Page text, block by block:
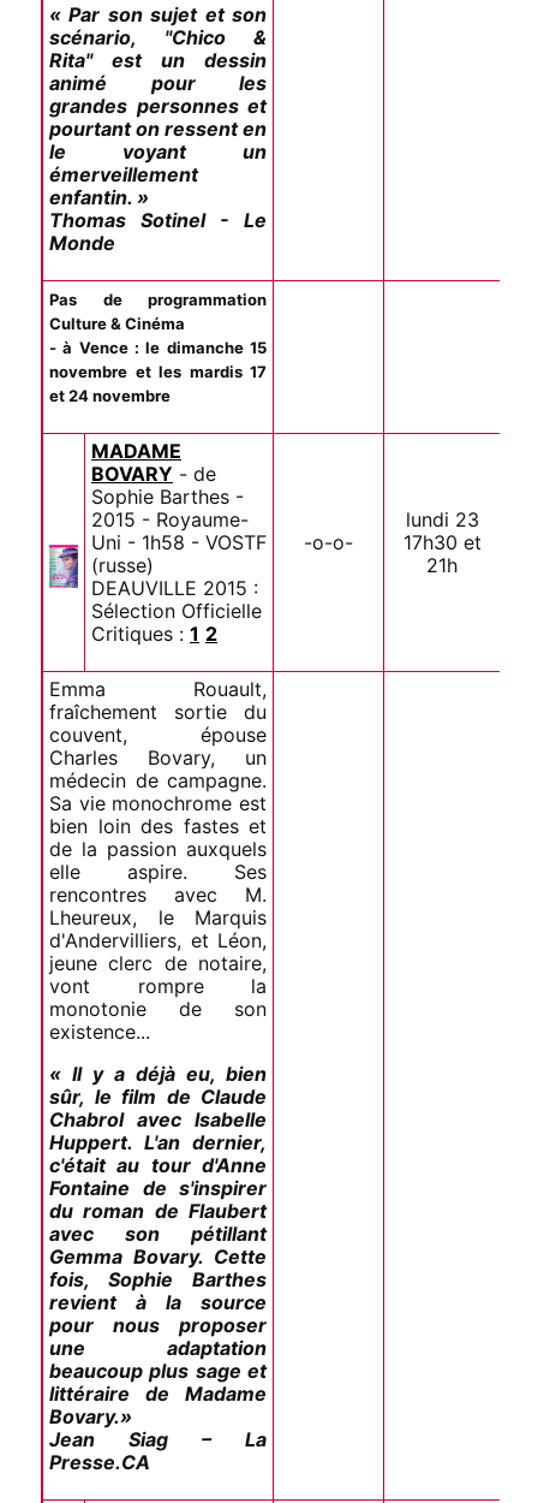
« Par son sujet et son
scénario, "Chico &
Rita" est un dessin
animé pour les
grandes personnes et
pourtant on ressent en
le voyant un
émerveillement
enfantin. »
Thomas Sotinel - Le
Monde
Pas de programmation
Culture & Cinéma
- à Vence : le dimanche 15
novembre et les mardis 17
et 24 novembre
MADAME
BOVARY - de
Sophie Barthes -
2015 - Royaume-
Uni - 1h58 - VOSTF
(russe)
DEAUVILLE 2015 :
Sélection Officielle
Critiques : 1 2
-o-o-
lundi 23
17h30 et
21h
Emma Rouault,
fraîchement sortie du
couvent, épouse
Charles Bovary, un
médecin de campagne.
Sa vie monochrome est
bien loin des fastes et
de la passion auxquels
elle aspire. Ses
rencontres avec M.
Lheureux, le Marquis
d'Andervilliers, et Léon,
jeune clerc de notaire,
vont rompre la
monotonie de son
existence...
« Il y a déjà eu, bien
sûr, le film de Claude
Chabrol avec Isabelle
Huppert. L'an dernier,
c'était au tour d'Anne
Fontaine de s'inspirer
du roman de Flaubert
avec son pétillant
Gemma Bovary. Cette
fois, Sophie Barthes
revient à la source
pour nous proposer
une adaptation
beaucoup plus sage et
littéraire de Madame
Bovary.»
Jean Siag – La
Presse.CA